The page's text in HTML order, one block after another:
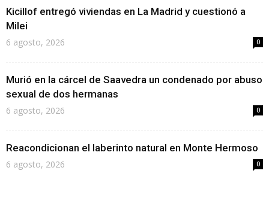
Kicillof entregó viviendas en La Madrid y cuestionó a
Milei
6 agosto, 2026 0
Murió en la cárcel de Saavedra un condenado por abuso
sexual de dos hermanas
6 agosto, 2026 0
Reacondicionan el laberinto natural en Monte Hermoso
6 agosto, 2026 0